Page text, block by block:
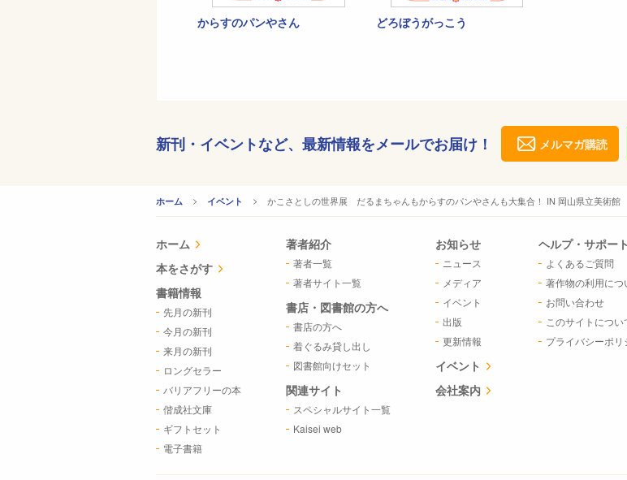
からすのパンやさん どろぼうがっこう
新刊・イベントなど、 最新情報をメールでお届け！ メルマガ購読
ホーム イベント CURRENT:
かこさとしの世界展 だるまちゃんもからすのパンやさんも大集合！ IN 岡山県立美術館
ホーム
本をさがす
書籍情報
先月の新刊
今月の新刊
来月の新刊
ロングセラー
バリアフリーの本
偕成社文庫
ギフトセット
電子書籍
著者紹介
著者一覧
著者サイト一覧
書店・図書館の方へ
書店の方へ
着ぐるみ貸し出し
図書館向けセット
関連サイト
スペシャルサイト一覧
Kaisei web
お知らせ
ニュース
メディア
イベント
出版
更新情報
イベント
会社案内
ヘルプ・サポート
よくあるご質問
著作物の利用につ
お問い合わせ
このサイトについ
プライバシーポリ